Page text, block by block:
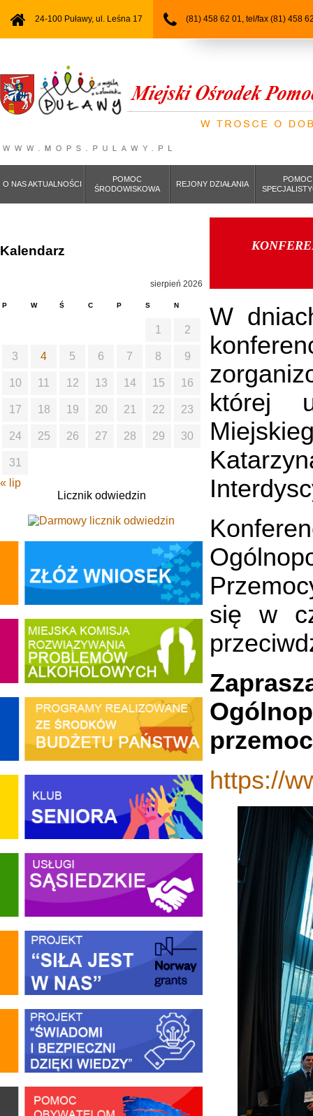
24-100 Puławy, ul. Leśna 17 (81) 458 62 01, tel/fax (81) 458
O NAS AKTUALNOŚCI
POMOC
ŚRODOWISKOWA
REJONY DZIAŁANIA
POMOC
W
której
się w
https://
Kalendarz
sierpień 2026
P W Ś C P S N
1 2
3 4 5 6 7 8 9
10 11 12 13 14 15 16
17 18 19 20 21 22 23
24 25 26 27 28 29 30
31
« lip
Licznik odwiedzin